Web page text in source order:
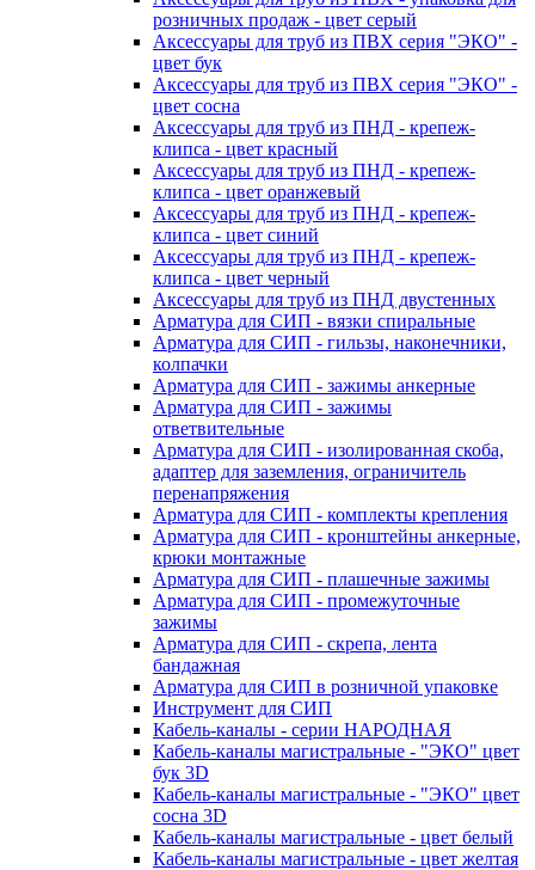
розничных продаж - цвет серый
Аксессуары для труб из ПВХ серия "ЭКО" -
цвет бук
Аксессуары для труб из ПВХ серия "ЭКО" -
цвет сосна
Аксессуары для труб из ПНД - крепеж-
клипса - цвет красный
Аксессуары для труб из ПНД - крепеж-
клипса - цвет оранжевый
Аксессуары для труб из ПНД - крепеж-
клипса - цвет синий
Аксессуары для труб из ПНД - крепеж-
клипса - цвет черный
Аксессуары для труб из ПНД двустенных
Арматура для СИП - вязки спиральные
Арматура для СИП - гильзы, наконечники,
колпачки
Арматура для СИП - зажимы анкерные
Арматура для СИП - зажимы
ответвительные
Арматура для СИП - изолированная скоба,
адаптер для заземления, ограничитель
перенапряжения
Арматура для СИП - комплекты крепления
Арматура для СИП - кронштейны анкерные,
крюки монтажные
Арматура для СИП - плашечные зажимы
Арматура для СИП - промежуточные
зажимы
Арматура для СИП - скрепа, лента
бандажная
Арматура для СИП в розничной упаковке
Инструмент для СИП
Кабель-каналы - серии НАРОДНАЯ
Кабель-каналы магистральные - "ЭКО" цвет
бук 3D
Кабель-каналы магистральные - "ЭКО" цвет
сосна 3D
Кабель-каналы магистральные - цвет белый
Кабель-каналы магистральные - цвет желтая